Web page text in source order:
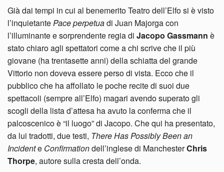
Già dai tempi in cui al benemerito Teatro dell’Elfo si è visto
l’inquietantePace perpetuadi Juan Majorga con
l’illuminante e sorprendente regia di Jacopo Gassmann è
stato chiaro agli spettatori come a chi scrive che il più
giovane (ha trentasette anni) della schiatta del grande
Vittorio non doveva essere perso di vista. Ecco che il
pubblico che ha affollato le poche recite di suoi due
spettacoli (sempre all’Elfo) magari avendo superato gli
scogli della lista d’attesa ha avuto la conferma che il
palcoscenico è “il luogo” di Jacopo. Che qui ha presentato,
da lui tradotti, due testi, There Has Possibly Been an
Incidente Confirmationdell’inglese di ManchesterChris
Thorpe, autore sulla cresta dell’onda.